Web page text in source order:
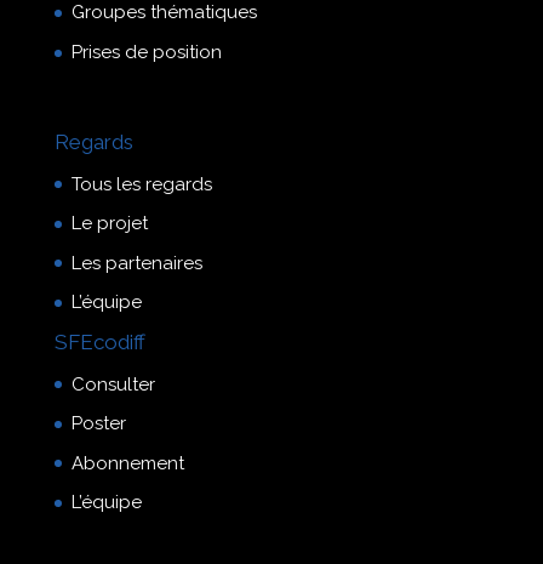
Groupes thématiques
Prises de position
Regards
Tous les regards
Le projet
Les partenaires
L’équipe
SFEcodiff
Consulter
Poster
Abonnement
L’équipe